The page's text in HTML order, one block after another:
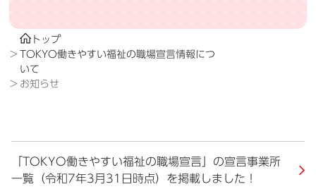
トップ
TOKYO働きやすい福祉の職場宣言情報につ
いて
お知らせ
「TOKYO働きやすい福祉の職場宣言」の宣言事業所
一覧（令和7年3月31日時点）を掲載しました！